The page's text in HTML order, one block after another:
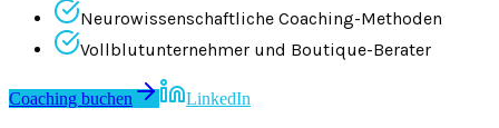
Neurowissenschaftliche Coaching-Methoden
Vollblutunternehmer und Boutique-Berater
Coaching buchen LinkedIn